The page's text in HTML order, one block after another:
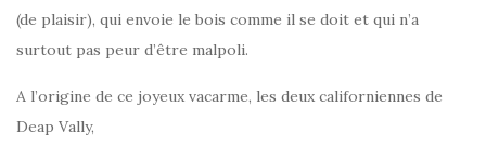
(de plaisir), qui envoie le bois comme il se doit et qui n’a
surtout pas peur d’être malpoli.
A l’origine de ce joyeux vacarme, les deux californiennes de
Deap Vally,